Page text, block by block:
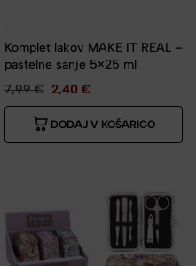
Komplet lakov MAKE IT REAL –
pastelne sanje 5×25 ml
7,99€ 2,40 €
DODAJ V KOŠARICO